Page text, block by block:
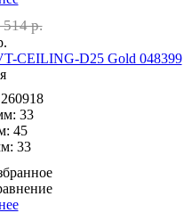
514 р.
CEILING-D25 Gold 048399
260918
33
45
33